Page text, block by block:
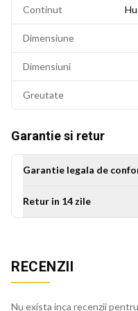
Aceasta perna
deosebeste de cadourile
Continut
Dimensiune
Dimensiuni
Greutate
Garantie si retur
Garantie legala de
Retur in 14 zile
RECENZII
Nu exista inca recenzii